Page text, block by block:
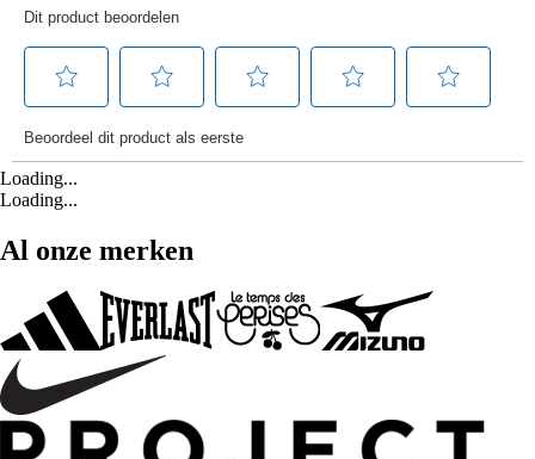
Loading...
Loading...
Al onze merken